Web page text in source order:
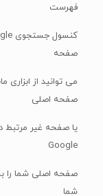
فهرست
صفحه
صفحه اصلی
یا صفحه غیر مرتبط
Google
شما